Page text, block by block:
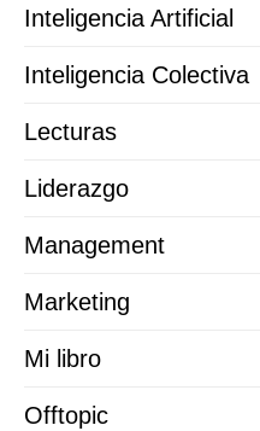
Inteligencia Artificial
Inteligencia Colectiva
Lecturas
Liderazgo
Management
Marketing
Mi libro
Offtopic